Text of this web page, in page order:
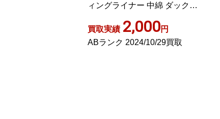
ディゴ
買取実績 2,000円
Bランク 2022/10/03買取